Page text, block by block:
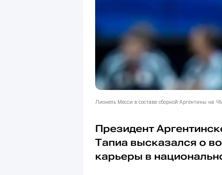
Лионель Месси в составе сборной Аргентины
Президент
Тапиа высказался о
карьеры в